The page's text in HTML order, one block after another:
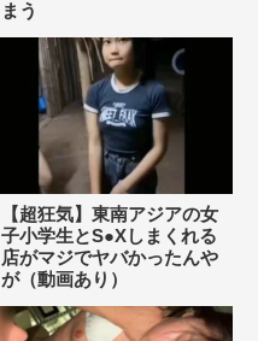
まう
【超狂気】東南アジアの女
子小学生とS●Xしまくれる
店がマジでヤバかったんや
が（動画あり）